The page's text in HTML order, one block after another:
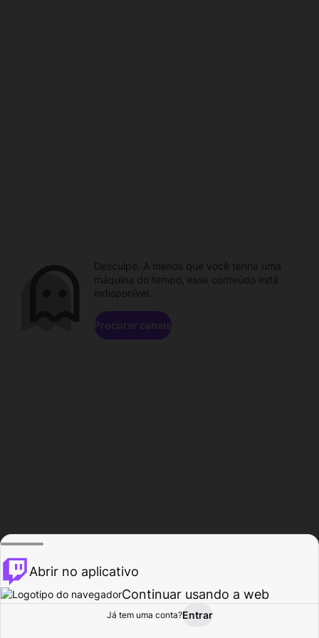
Procurar Atividade
Desculpe. A menos que você tenha uma
máquina do tempo, esse conteúdo está
indisponível.
Procurar canais
Abrir no aplicativo
Continuar usando a web
Já tem uma conta?Entrar